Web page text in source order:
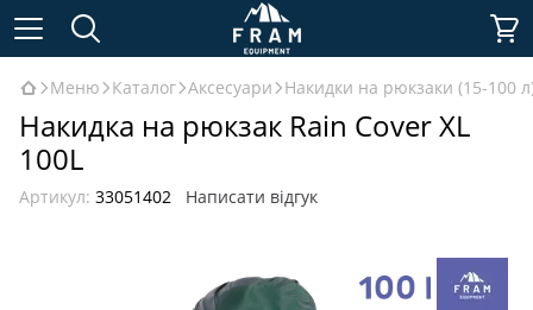
Меню Каталог Аксесуари Накидки на рюкзаки (15-100
Накидка на рюкзак Rain Cover XL
100L
Артикул: 33051402 Написати відгук